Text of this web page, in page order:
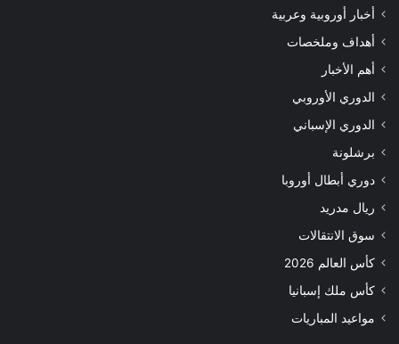
أخبار أوروبية وعربية
أهداف وملخصات
أهم الأخبار
الدوري الأوروبي
الدوري الإسباني
برشلونة
دوري أبطال أوروبا
ريال مدريد
سوق الانتقالات
كأس العالم 2026
كأس ملك إسبانيا
مواعيد المباريات